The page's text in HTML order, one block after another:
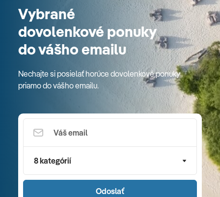
Vybrané
dovolenkové ponuky
do vášho emailu
Nechajte si posielať horúce dovolenkové ponuky
priamo do vášho emailu.
8 kategórií
Odoslať